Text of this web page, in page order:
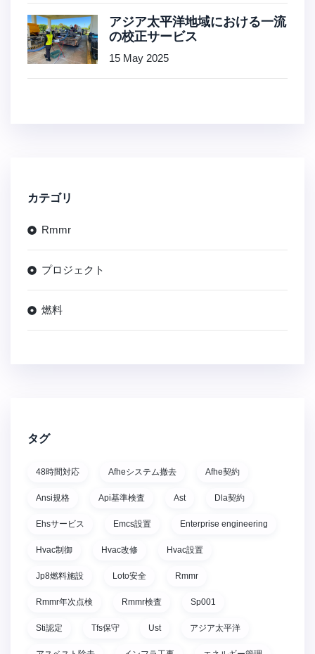
アジア太平洋地域における一流
の校正サービス
15 May 2025
カテゴリ
Rmmr
プロジェクト
燃料
タグ
48時間対応 Afheシステム撤去 Afhe契約
Ansi規格 Api基準検査 Ast Dla契約
Ehsサービス Emcs設置 Enterprise engineering
Hvac制御 Hvac改修 Hvac設置
Jp8燃料施設 Loto安全 Rmmr
Rmmr年次点検 Rmmr検査 Sp001
Sti認定 Tfs保守 Ust アジア太平洋